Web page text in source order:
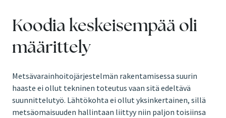
Koodia keskeisempää oli
määrittely
Metsävarainhoitojärjestelmän rakentamisessa suurin
haaste ei ollut tekninen toteutus vaan sitä edeltävä
suunnittelutyö. Lähtökohta ei ollut yksinkertainen, sillä
metsäomaisuuden hallintaan liittyy niin paljon toisiinsa